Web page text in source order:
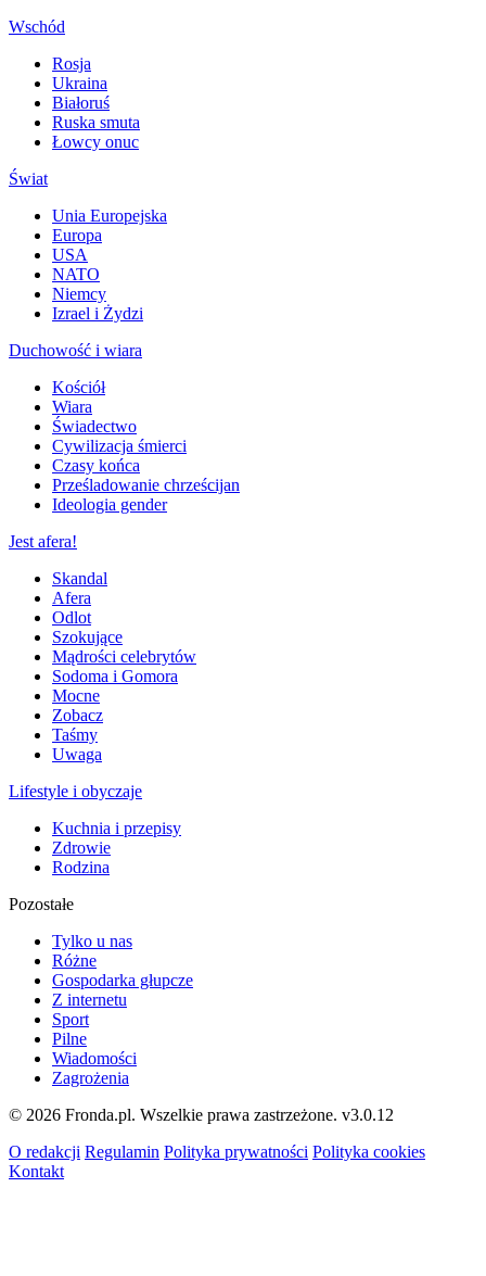
Wschód
Rosja
Ukraina
Białoruś
Ruska smuta
Łowcy onuc
Świat
Unia Europejska
Europa
USA
NATO
Niemcy
Izrael i Żydzi
Duchowość i wiara
Kościół
Wiara
Świadectwo
Cywilizacja śmierci
Czasy końca
Prześladowanie chrześcijan
Ideologia gender
Jest afera!
Skandal
Afera
Odlot
Szokujące
Mądrości celebrytów
Sodoma i Gomora
Mocne
Zobacz
Taśmy
Uwaga
Lifestyle i obyczaje
Kuchnia i przepisy
Zdrowie
Rodzina
Pozostałe
Tylko u nas
Różne
Gospodarka głupcze
Z internetu
Sport
Pilne
Wiadomości
Zagrożenia
© 2026 Fronda.pl. Wszelkie prawa zastrzeżone. v3.0.12
O redakcji Regulamin Polityka prywatności Polityka cookies
Kontakt